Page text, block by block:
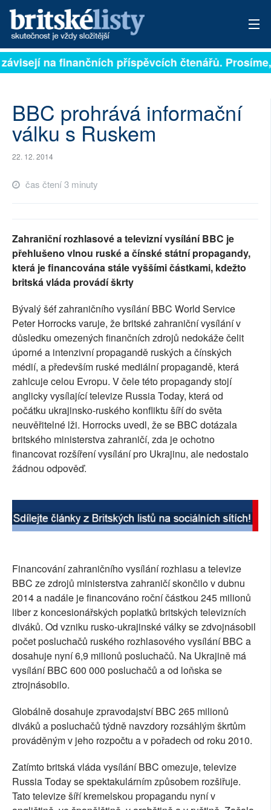
PŘIHLÁSIT
ARCHIV
PŘÍSPĚVKY NA PROVOZ
SOCIÁLNÍ SÍTĚ
RUBRIKY
PLNÁ VERZE STRÁNEK
na finančních příspěvcích čtenářů. Prosíme,
BBC prohrává informační
válku s Ruskem
22. 12. 2014
čas čtení 3 minuty
Zahraniční rozhlasové a televizní vysílání BBC je
přehlušeno vlnou ruské a čínské státní propagandy,
která je financována stále vyššími částkami, kdežto
britská vláda provádí škrty
Bývalý šéf zahraničního vysílání BBC World Service
Peter Horrocks varuje, že britské zahraniční vysílání v
důsledku omezených finančních zdrojů nedokáže čelit
úporné a intenzivní propagandě ruských a čínských
médií, a především ruské mediální propagandě, která
zahlcuje celou Evropu. V čele této propagandy stojí
anglicky vysílající televize Russia Today, která od
počátku ukrajinsko-ruského konfliktu šíří do světa
neuvěřitelné lži. Horrocks uvedl, že se BBC dotázala
britského ministerstva zahraničí, zda je ochotno
financovat rozšíření vysílání pro Ukrajinu, ale nedostalo
žádnou odpověď.
Financování zahraničního vysílání rozhlasu a televize
BBC ze zdrojů ministerstva zahraničí skončilo v dubnu
2014 a nadále je financováno roční částkou 245 milionů
liber z koncesionářských poplatků britských televizních
diváků. Od vzniku rusko-ukrajinské války se zdvojnásobil
počet posluchačů ruského rozhlasového vysílání BBC a
dosahuje nyní 6,9 milionů posluchačů. Na Ukrajině má
vysílání BBC 600 000 posluchačů a od loňska se
ztrojnásobilo.
Globálně dosahuje zpravodajství BBC 265 milionů
diváků a posluchačů týdně navzdory rozsáhlým škrtům
prováděným v jeho rozpočtu a v pořadech od roku 2010.
Zatímto britská vláda vysílání BBC omezuje, televize
Russia Today se spektakulárním způsobem rozšiřuje.
Tato televize šíří kremelskou propagandu nyní v